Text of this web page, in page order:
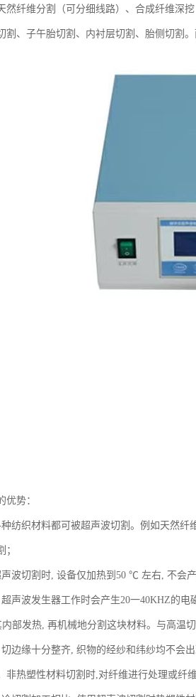
然纤维分割（可分细线路）、合成纤维深
割、子午胎切割、内衬层切割、胎侧切割
优势：
纺织材料都可被超声波切割。例如天然
；
波切割时, 设备仅加热到50 ℃ 左右, 不会
声波发生器工作时会产生20一40KHZ的
部发热, 再机械地分割这块材料。与高温
边缘十分整齐, 织物的经纱和纬纱均不会
非热塑性材料切割时,对纤维进行处理或纤